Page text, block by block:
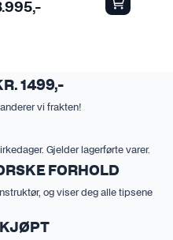
,-
1499,-
vi frakten!
Gjelder lagerførte varer.
FORHOLD
og viser deg alle tipsene
KJØPT